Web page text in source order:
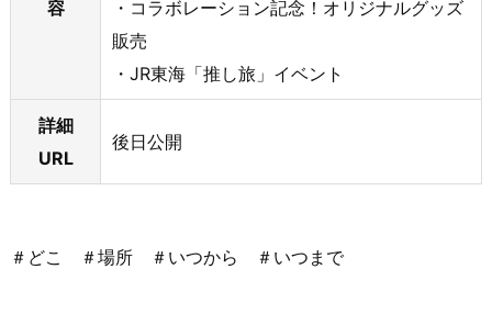
容
・コラボレーション記念！オリジナルグッズ
販売
・JR東海「推し旅」イベント
詳細
URL
後日公開
＃どこ ＃場所 ＃いつから ＃いつまで